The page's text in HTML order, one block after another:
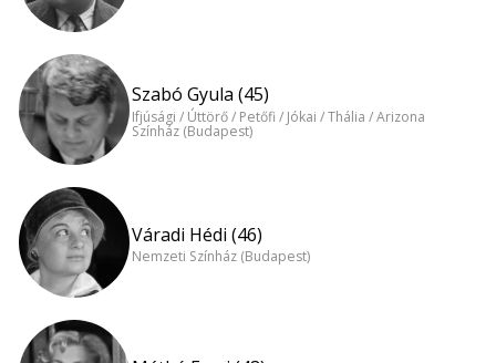
Szabó Gyula (45)
Ifjúsági / Úttörő / Petőfi / Jókai / Thália / Arizona
Színház (Budapest)
Váradi Hédi (46)
Nemzeti Színház (Budapest)